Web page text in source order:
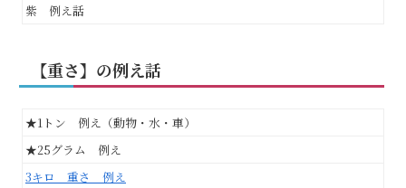
紫 例え話
【重さ】の例え話
★1トン 例え（動物・水・車）
★25グラム 例え
3キロ 重さ 例え